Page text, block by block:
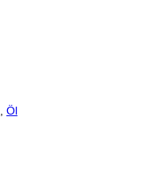
Öl